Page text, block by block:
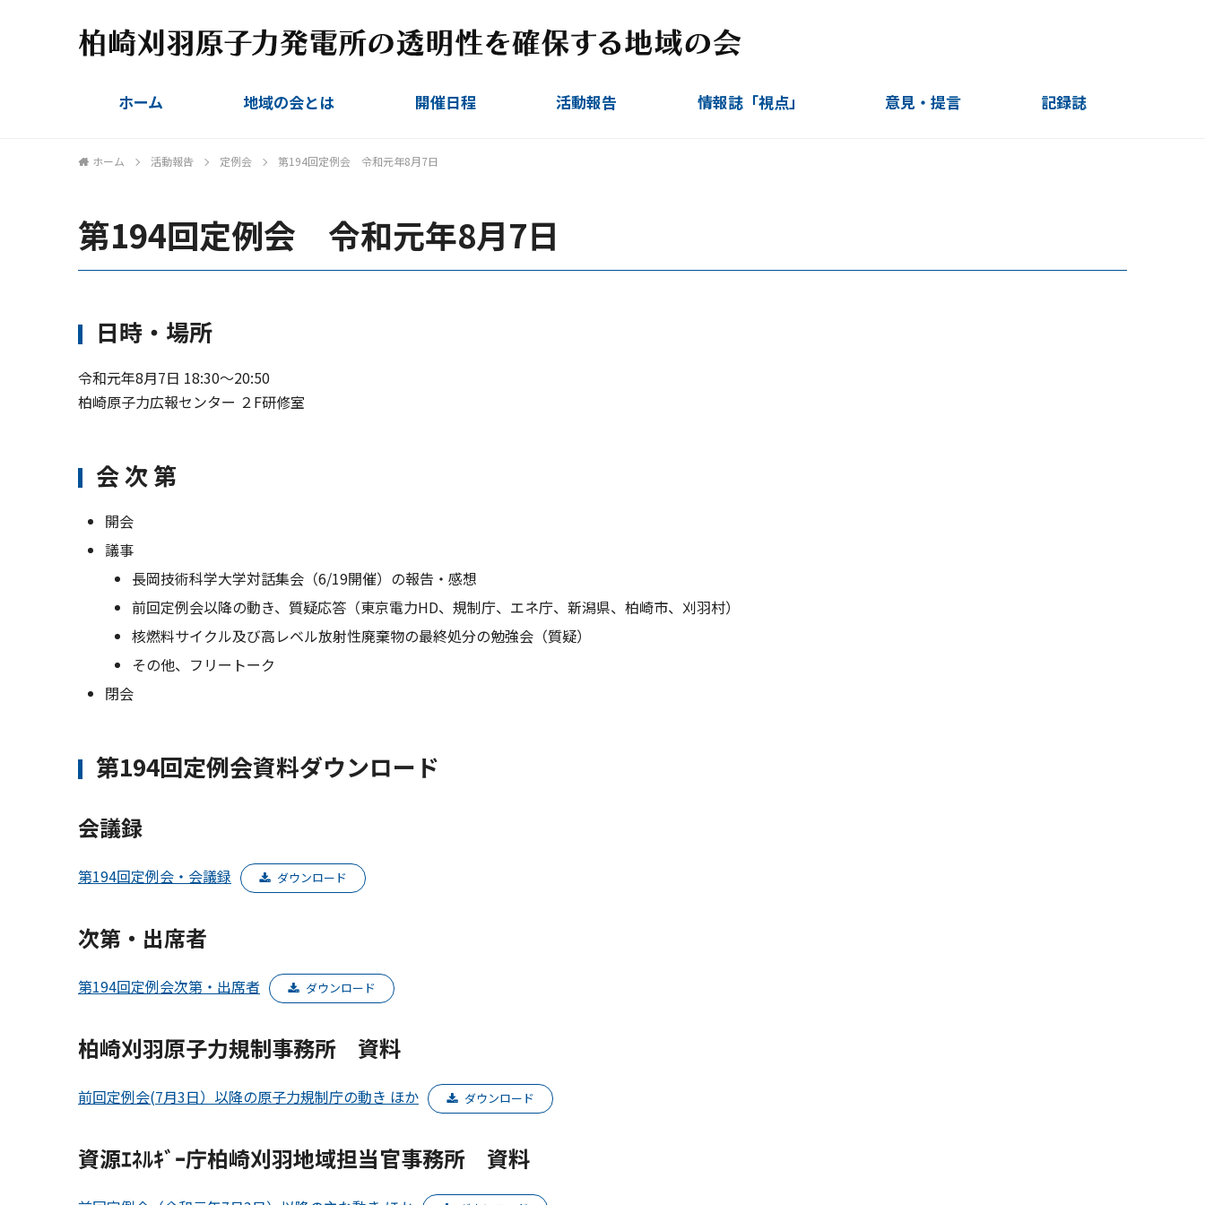
ホーム 地域の会とは 開催日程 活動報告 情報誌「視点」 意見・提言 記録誌
ホーム 活動報告 定例会 第194回定例会 令和元年8月7日
第194回定例会 令和元年8月7日
日時・場所
令和元年8月7日 18:30〜20:50
柏崎原子力広報センター ２F研修室
会 次 第
開会
議事
長岡技術科学大学対話集会（6/19開催）の報告・感想
前回定例会以降の動き、質疑応答（東京電力HD、規制庁、エネ庁、新潟県、柏崎市、刈羽村）
核燃料サイクル及び高レベル放射性廃棄物の最終処分の勉強会（質疑）
その他、フリートーク
閉会
第194回定例会資料ダウンロード
会議録
第194回定例会・会議録 ダウンロード
次第・出席者
第194回定例会次第・出席者 ダウンロード
柏崎刈羽原子力規制事務所 資料
前回定例会(7月3日）以降の原子力規制庁の動き ほか ダウンロード
資源ｴﾈﾙｷﾞｰ庁柏崎刈羽地域担当官事務所 資料